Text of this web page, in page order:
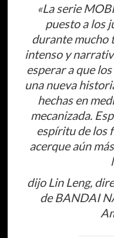
«La serie
puesto a los
durante mucho
intenso y
esperar a que
una nueva
hechas en
mecanizada.
espíritu de los
acerque aún
dijo Lin Leng,
de BANDAI